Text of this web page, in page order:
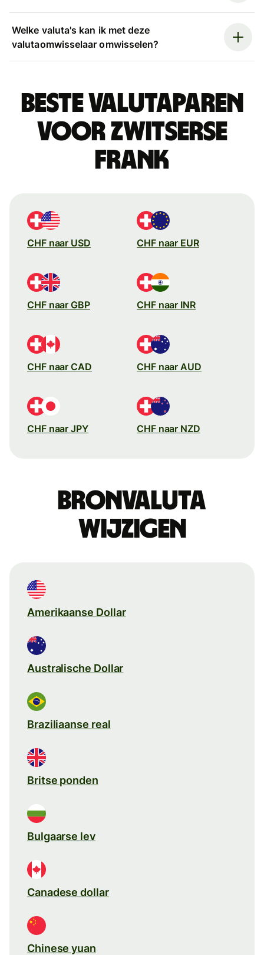
Welke valuta's kan ik met deze
valutaomwisselaar omwisselen?
Beste valutaparen
voor Zwitserse
frank
CHF naar USD CHF naar EUR
CHF naar GBP CHF naar INR
CHF naar CAD CHF naar AUD
CHF naar JPY CHF naar NZD
Bronvaluta
wijzigen
Amerikaanse Dollar
Australische Dollar
Braziliaanse real
Britse ponden
Bulgaarse lev
Canadese dollar
Chinese yuan